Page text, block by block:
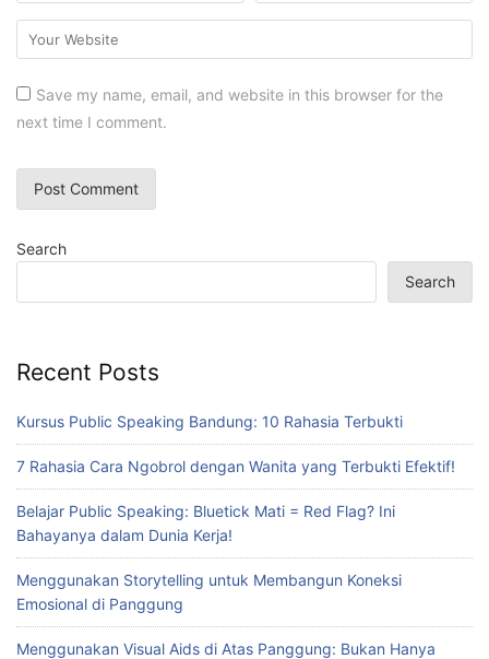
Save my name, email, and website in this browser for the
next time I comment.
Search
Search
Recent Posts
Kursus Public Speaking Bandung: 10 Rahasia Terbukti
7 Rahasia Cara Ngobrol dengan Wanita yang Terbukti Efektif!
Belajar Public Speaking: Bluetick Mati = Red Flag? Ini
Bahayanya dalam Dunia Kerja!
Menggunakan Storytelling untuk Membangun Koneksi
Emosional di Panggung
Menggunakan Visual Aids di Atas Panggung: Bukan Hanya